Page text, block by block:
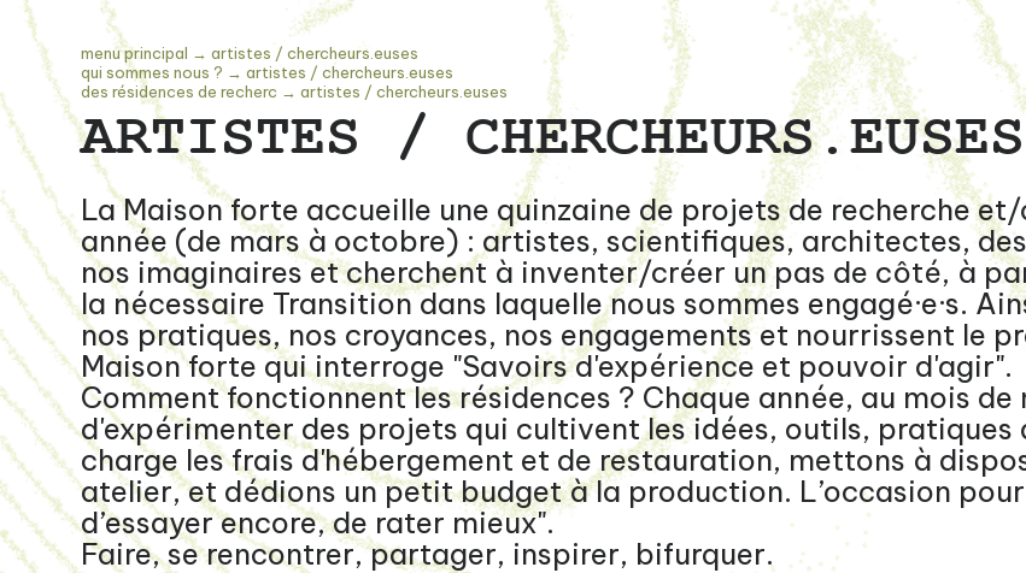
menu principal →artistes / chercheurs.euses
qui sommes nous ? →artistes / chercheurs.euses
des résidences de recherc →artistes / chercheurs.euses
ARTISTES / CHERCHEURS.EUSES
La Maison forte accueille une quinzaine de projets de recherche
année (de mars à octobre) : artistes, scientifiques, architectes,
nos imaginaires et cherchent à inventer/créer un pas de côté, à
la nécessaire Transition dans laquelle nous sommes engagé·e·s.
nos pratiques, nos croyances, nos engagements et nourrissent le
Maison forte qui interroge "Savoirs d'expérience et pouvoir d'agir".
Comment fonctionnent les résidences ? Chaque année, au mois
d'expérimenter des projets qui cultivent les idées, outils, pratiques
charge les frais d'hébergement et de restauration, mettons à
atelier, et dédions un petit budget à la production. L’occasion pour
d’essayer encore, de rater mieux".
Faire, se rencontrer, partager, inspirer, bifurquer.